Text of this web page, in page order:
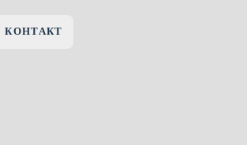
КОНТАКТ